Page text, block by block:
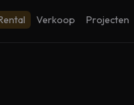
Verkoop Projecten